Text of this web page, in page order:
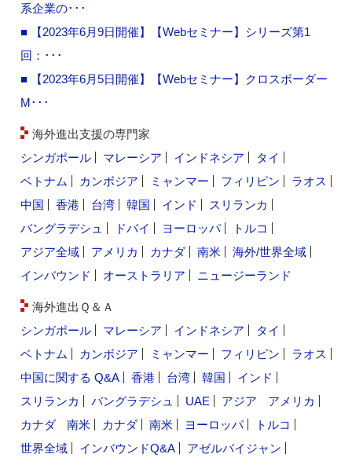
系企業の･･･
■ 【2023年6月9日開催】【Webセミナー】シリーズ第1
回：･･･
■ 【2023年6月5日開催】【Webセミナー】クロスボーダー
M･･･
海外進出支援の専門家
シンガポール
マレーシア インドネシア
タイ
ベトナム
カンボジア ミャンマー フィリピン
ラオス
中国
香港 台湾 韓国 インド
スリランカ
バングラデシュ
ドバイ ヨーロッパ
トルコ
アジア全域
アメリカ カナダ 南米
海外/世界全域
インバウンド
オーストラリア ニュージーランド
海外進出Ｑ＆Ａ
シンガポール
マレーシア インドネシア
タイ
ベトナム
カンボジア ミャンマー フィリピン
ラオス
中国に関する Q&A
香港 台湾 韓国
インド
スリランカ
バングラデシュ UAE アジア
アメリカ
カナダ
南米 カナダ 南米 ヨーロッパ
トルコ
世界全域
インバウンドQ&A
アゼルバイジャン